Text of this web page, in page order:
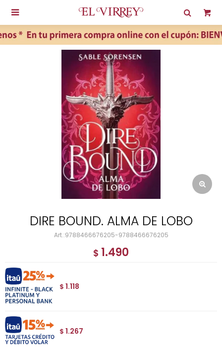

DIRE BOUND. ALMA DE LOBO
9788466676205-9788466676205
$ 1.490
$ 1.118
$ 1.267